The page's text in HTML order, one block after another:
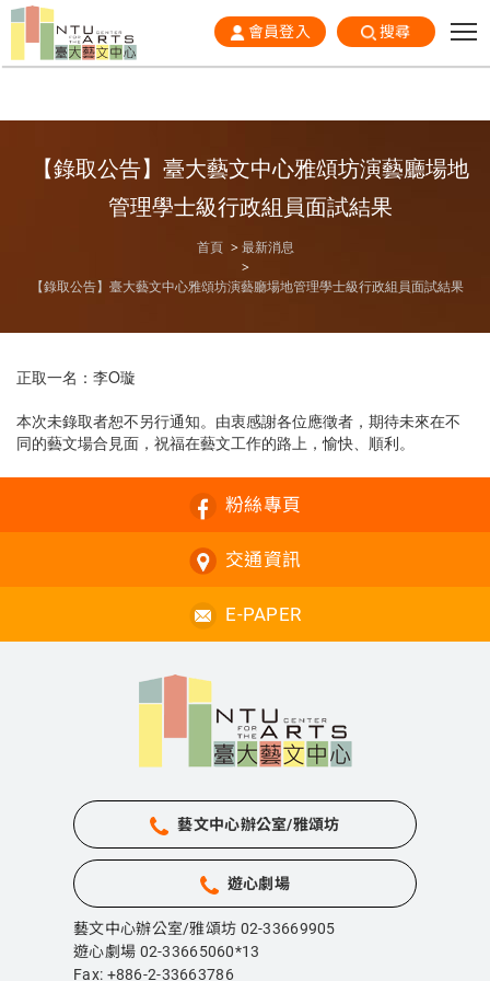
會員登入 搜尋
【錄取公告】臺大藝文中心雅頌坊演藝廳場地
管理學士級行政組員面試結果
首頁 最新消息
【錄取公告】臺大藝文中心雅頌坊演藝廳場地管理學士級行政組員面試結果
正取一名：李O璇
本次未錄取者恕不另行通知。由衷感謝各位應徵者，期待未來在不
同的藝文場合見面，祝福在藝文工作的路上，愉快、順利。
粉絲專頁
交通資訊
E-PAPER
藝文中心辦公室/雅頌坊
遊心劇場
藝文中心辦公室/雅頌坊 02-33669905
遊心劇場 02-33665060*13
Fax: +886-2-33663786